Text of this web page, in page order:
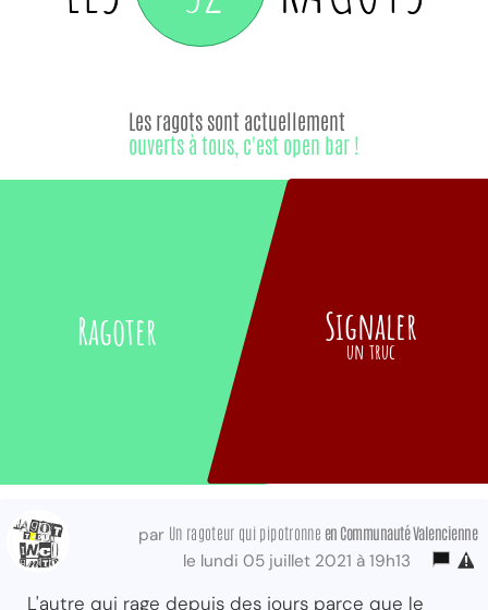
Ragoter
Les ragots sont actuellement
ouverts à tous, c'est open bar !
Signaler
un truc
par Un ragoteur qui pipotronne en Communauté Valencienne
le lundi 05 juillet 2021 à 19h13
L'autre qui rage depuis des jours parce que le